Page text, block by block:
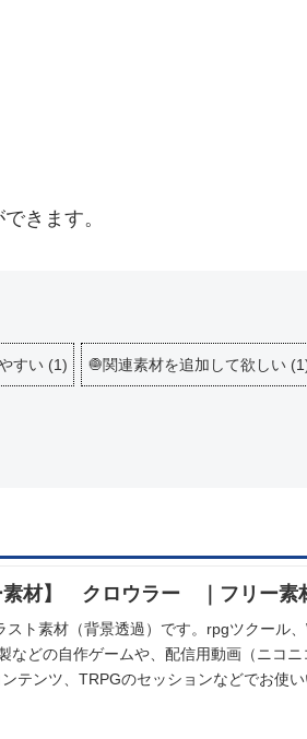
きます。
すい (1) 🧅関連素材を追加して欲しい (1
素材】 クロウラー ｜フリー素
スト素材（背景透過）です。rpgツクール
などの自作ゲームや、配信用動画（ニコニ
テンツ、TRPGのセッションなどでお使い